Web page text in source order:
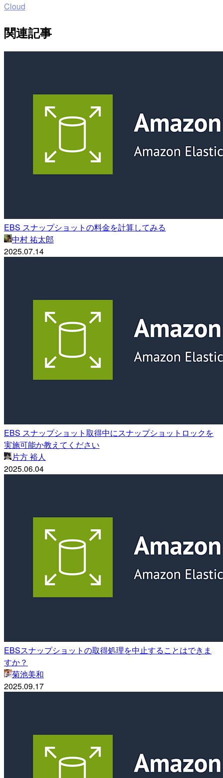
Cloud
関連記事
EBS スナップショットの料金を計算してみる
中村 祐太郎
2025.07.14
EBS スナップショット取得中にスナップショットロックを
実施可能か教えてください
片方 裕人
2025.06.04
EBSスナップショットの取得処理を中止することはできま
すか？
菊池美和
2025.09.17